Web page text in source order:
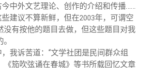
今中外文艺理论、创作的介绍和传播……
建议不算新鲜，但在2003年，可谓空
没有按他的题目去做，但这些题目对我
我诉苦道：“文学社团是民间群众组
《笳吹弦诵在春城》等书所载回忆文章